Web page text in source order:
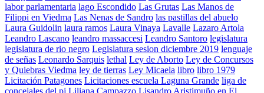
labor parlamentaria lago Escondido Las Grutas Las Manos de
Filippi en Viedma Las Nenas de Sandro las pastillas del abuelo
Laura Guidolin laura ramos Laura Vinaya Lavalle Lazaro Artola
Leandro Lascano leandro massaccesi Leandro Santoro legislatura
legislatura de rio negro Legislatura sesion diciembre 2019 lenguaje
de señas Leonardo Sarquis lethal Ley de Aborto Ley de Concursos
y Quiebras Viedma ley de tierras Ley Micaela libro libro 1979
Licitación Patagones Licitaciones escuela Laguna Grande liga de
concejales del pj Liliana Campazzo Lisandro Aristimuño en El